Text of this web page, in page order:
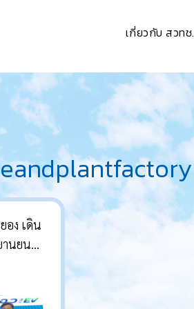
เกี่ยวกับ สวทช.
อง เดิน
นยนต์